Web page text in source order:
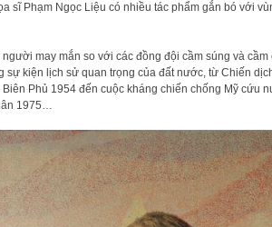
sĩ Phạm Ngọc Liệu có nhiều tác phẩm gắn bó với
may mắn so với các đồng đội cầm súng và cầm
sự kiện lịch sử quan trọng của đất nước, từ Chiến
Phủ 1954 đến cuộc kháng chiến chống Mỹ cứu
1975…